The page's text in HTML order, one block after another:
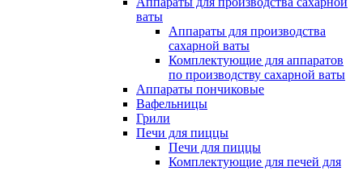
ваты
Аппараты для производства
сахарной ваты
Комплектующие для аппаратов
по производству сахарной ваты
Аппараты пончиковые
Вафельницы
Грили
Печи для пиццы
Печи для пиццы
Комплектующие для печей для